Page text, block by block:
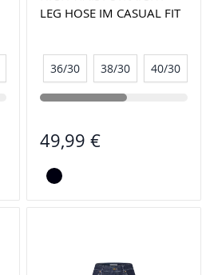
LEG HOSE IM CASUAL FIT
36/30 38/30 40/30
49,99 €